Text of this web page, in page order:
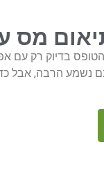
הבסיסיים ביותר לצורך חישוב המס.
סעיפים. זה אמנם